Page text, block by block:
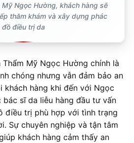
Ngọc Hường, khách hàng sẽ
thăm khám và xây dựng phác
đồ điều trị da
Mỹ Ngọc Hường chính là
chóng nhưng vẫn đảm bảo an
khách hàng khi đến với Ngọc
sĩ da liễu hàng đầu tư vấn
điều trị phù hợp với tình trạng
Sự chuyên nghiệp và tận tâm
khách hàng cảm thấy an